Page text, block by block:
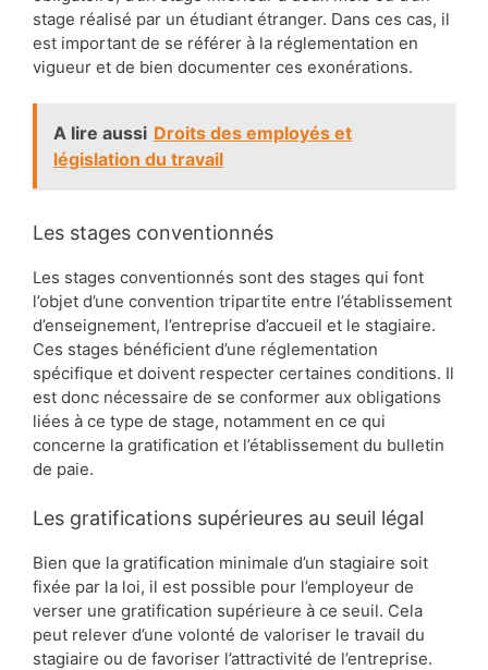
stage réalisé par un étudiant étranger. Dans ces cas, il
est important de se référer à la réglementation en
vigueur et de bien documenter ces exonérations.
A lire aussi Droits des employés et
législation du travail
Les stages conventionnés
Les stages conventionnés sont des stages qui font
l’objet d’une convention tripartite entre l’établissement
d’enseignement, l’entreprise d’accueil et le stagiaire.
Ces stages bénéficient d’une réglementation
spécifique et doivent respecter certaines conditions. Il
est donc nécessaire de se conformer aux obligations
liées à ce type de stage, notamment en ce qui
concerne la gratification et l’établissement du bulletin
de paie.
Les gratifications supérieures au seuil légal
Bien que la gratification minimale d’un stagiaire soit
fixée par la loi, il est possible pour l’employeur de
verser une gratification supérieure à ce seuil. Cela
peut relever d’une volonté de valoriser le travail du
stagiaire ou de favoriser l’attractivité de l’entreprise.